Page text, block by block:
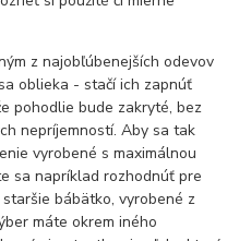
z najobľúbenejších odevov
oblieka - stačí ich zapnúť
pohodlie bude zakryté, bez
nepríjemností. Aby sa tak
vyrobené s maximálnou
sa napríklad rozhodnúť pre
bábätko, vyrobené z
máte okrem iného